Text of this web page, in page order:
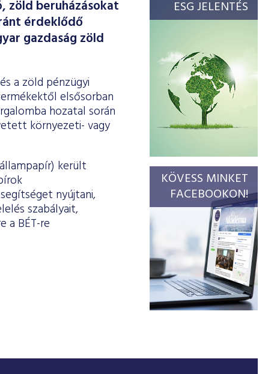
zöld beruházásokat
érdeklődő
gazdaság zöld
a zöld pénzügyi
elsősorban
hozatal során
környezeti- vagy
került
nyújtani,
szabályait,
a BÉT-re
ESG JELENTÉS
KÖVESS MINKET
FACEBOOKON!